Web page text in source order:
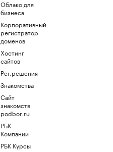
Облако для
бизнеса
Корпоративный
регистратор
доменов
Хостинг
сайтов
Рег.решения
Знакомства
Сайт
знакомств
podbor.ru
РБК
Компании
РБК Курсы